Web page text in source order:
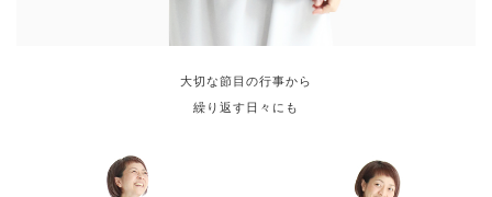
大切な節目の行事から
繰り返す日々にも